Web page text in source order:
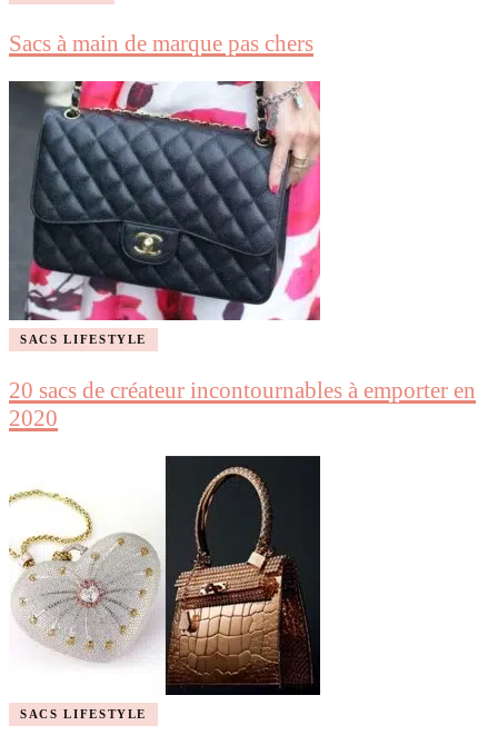
Sacs à main de marque pas chers
SACS LIFESTYLE
20 sacs de créateur incontournables à emporter en
2020
SACS LIFESTYLE